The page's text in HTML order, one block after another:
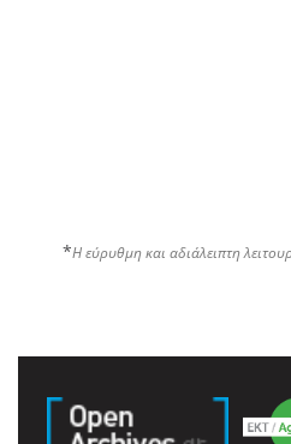
*Η εύρυθμη και αδιάλειπτη